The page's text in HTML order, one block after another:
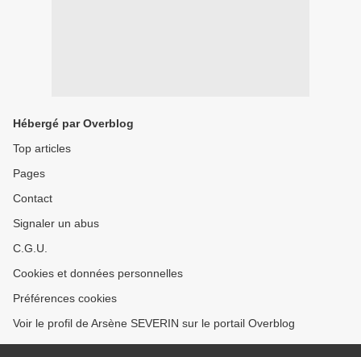
Hébergé par Overblog
Top articles
Pages
Contact
Signaler un abus
C.G.U.
Cookies et données personnelles
Préférences cookies
Voir le profil de Arsène SEVERIN sur le portail Overblog